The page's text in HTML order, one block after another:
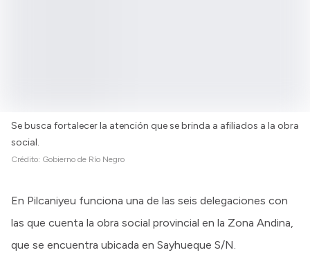
Se busca fortalecer la atención que se brinda a afiliados a la obra
social.
Crédito: Gobierno de Río Negro
En Pilcaniyeu funciona una de las seis delegaciones con
las que cuenta la obra social provincial en la Zona Andina,
que se encuentra ubicada en Sayhueque S/N.